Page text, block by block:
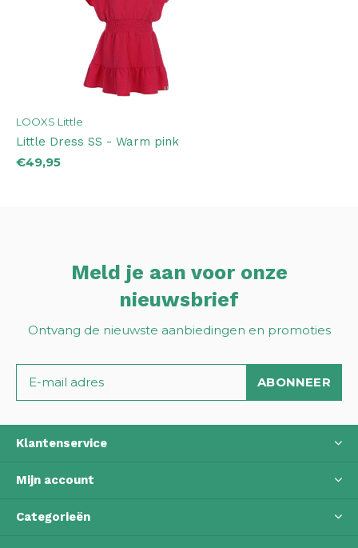
LOOXS Little
Little Dress SS - Warm pink
€49,95
Meld je aan voor onze
nieuwsbrief
Ontvang de nieuwste aanbiedingen en promoties
ABONNEER
Klantenservice
Mijn account
Categorieën